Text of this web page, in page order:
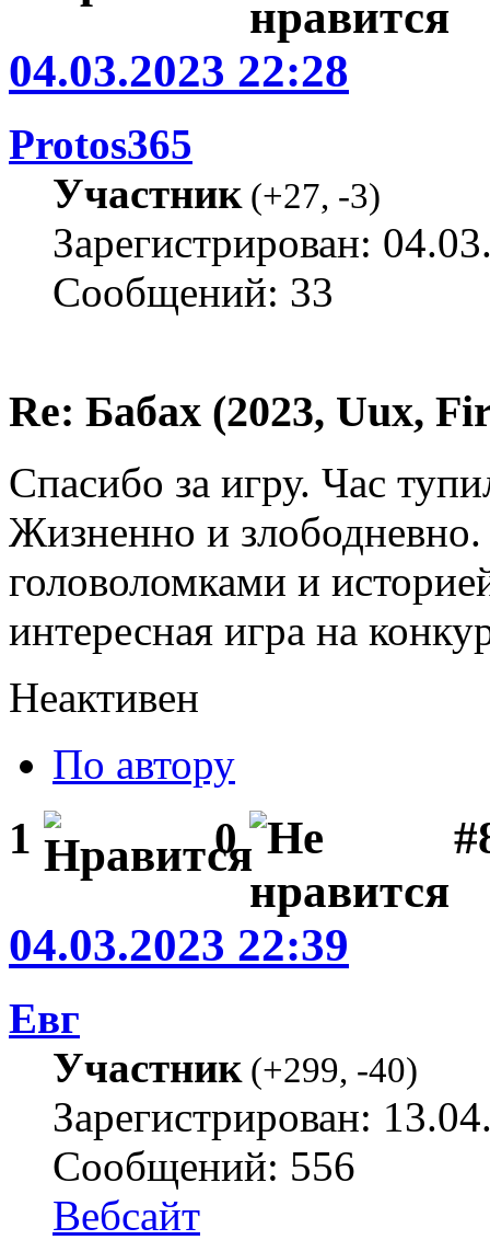
04.03.2023 22:28
Protos365
Участник(+27, -3)
Зарегистрирован:
Сообщений: 33
Re: Бабах (2023, Uux,
Спасибо за игру. Час
Жизненно и
головоломками и
интересная игра на
Неактивен
По автору
1 0
04.03.2023 22:39
Евг
Участник(+299, -40)
Зарегистрирован:
Сообщений: 556
Вебсайт